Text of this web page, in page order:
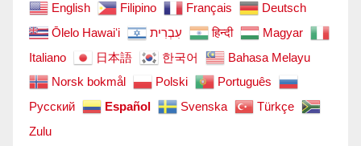
English
Filipino Français
Deutsch
Ōlelo Hawaiʻi
עִבְרִית हिन्दी
Magyar
Italiano
日本語 한국어
Bahasa Melayu
Norsk bokmål
Polski
Português
Русский
Español Svenska
Türkçe
Zulu